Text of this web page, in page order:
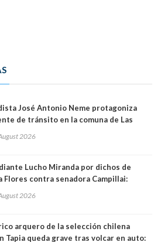
José Antonio Neme protagoniza
de tránsito en la comuna de Las
2026
Lucho Miranda por dichos de
Flores contra senadora Campillai:
de quitar dignidad"
2026
arquero de la selección chilena
Tapia queda grave tras volcar en auto: